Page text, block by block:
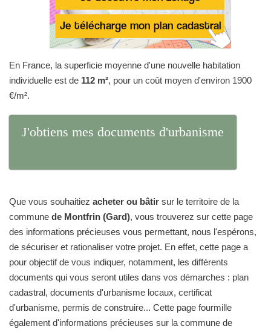
En France, la superficie moyenne d'une nouvelle habitation
individuelle est de 112 m², pour un coût moyen d'environ 1900
€/m².
J'obtiens mes documents d'urbanisme
Que vous souhaitiez acheter ou bâtir sur le territoire de la
commune de Montfrin (Gard), vous trouverez sur cette page
des informations précieuses vous permettant, nous l'espérons,
de sécuriser et rationaliser votre projet. En effet, cette page a
pour objectif de vous indiquer, notamment, les différents
documents qui vous seront utiles dans vos démarches : plan
cadastral, documents d'urbanisme locaux, certificat
d'urbanisme, permis de construire... Cette page fourmille
également d'informations précieuses sur la commune de